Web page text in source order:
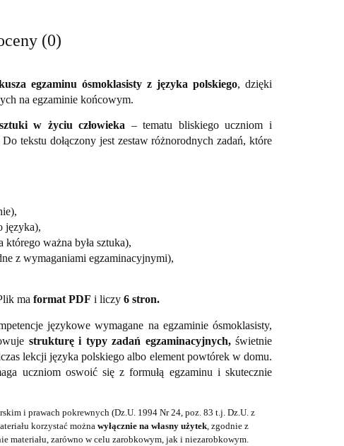
(0)
egzaminu ósmoklasisty z języka polskiego, dzięki
na egzaminie końcowym.
w życiu człowieka – tematu bliskiego uczniom i
tekstu dołączony jest zestaw różnorodnych zadań, które
języka),
którego ważna była sztuka),
z wymaganiami egzaminacyjnymi),
ma format PDF i liczy6 stron.
językowe wymagane na egzaminie ósmoklasisty,
strukturę i typy zadań egzaminacyjnych,świetnie
lekcji języka polskiego albo element powtórek w domu.
uczniom oswoić się z formułą egzaminu i skutecznie
i prawach pokrewnych (Dz.U. 1994 Nr 24, poz. 83 t.j. Dz.U. z
korzystać można wyłącznie na własny użytek, zgodnie z
materiału, zarówno w celu zarobkowym, jak i niezarobkowym.